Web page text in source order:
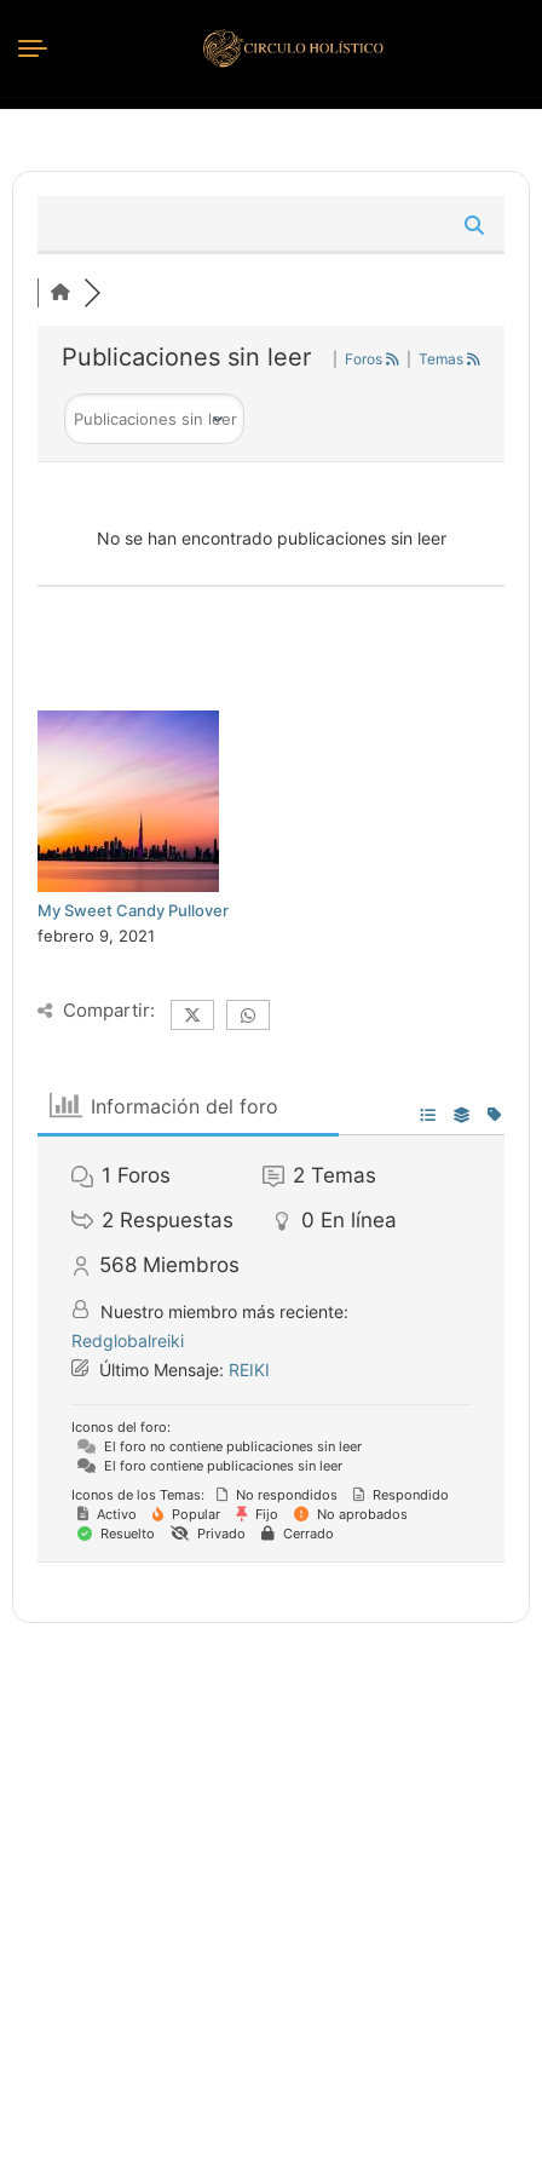
Publicaciones sin leer Foros Temas
No se han encontrado publicaciones sin leer
My Sweet Candy Pullover
febrero 9, 2021
Compartir:
Información del foro
1 Foros 2 Temas
2 Respuestas 0 En línea
568 Miembros
Nuestro miembro más reciente:
Redglobalreiki
Último Mensaje: REIKI
Iconos del foro:
El foro no contiene publicaciones sin leer
El foro contiene publicaciones sin leer
Iconos de los Temas:
No respondidos
Respondido
Activo
Popular Fijo
No aprobados
Resuelto
Privado Cerrado